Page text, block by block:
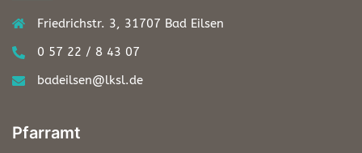
Friedrichstr. 3, 31707 Bad Eilsen
0 57 22 / 8 43 07
badeilsen@lksl.de
Pfarramt